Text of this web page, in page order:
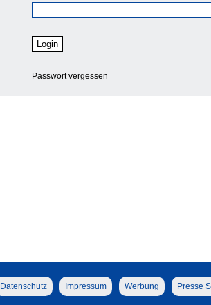
Passwort vergessen
Datenschutz Impressum Werbung Presse